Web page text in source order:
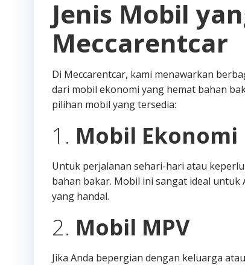
Jenis Mobil
Meccarentcar
Di Meccarentcar, kami menawarkan
dari mobil ekonomi yang hemat bahan
pilihan mobil yang tersedia:
1. Mobil Ekonomi
Untuk perjalanan sehari-hari atau
bahan bakar. Mobil ini sangat ideal
yang handal.
2. Mobil MPV
Jika Anda bepergian dengan keluarga